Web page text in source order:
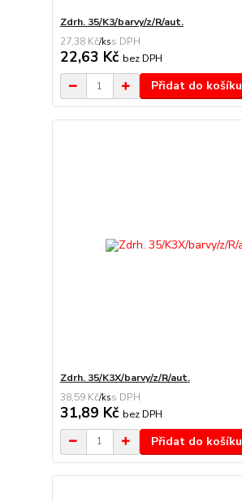
Zdrh. 35/K3/barvy/z/R/aut.
27,38 Kč/ks
22,63 Kč bez DPH
Přidat do košíku
Zdrh. 35/K3X/barvy/z/R/aut.
38,59 Kč/ks
31,89 Kč bez DPH
Přidat do košíku